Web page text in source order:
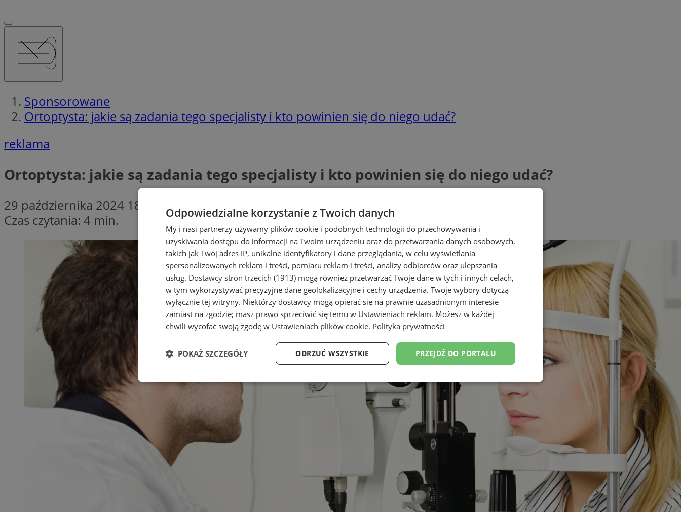
Sponsorowane
Ortoptysta: jakie są zadania tego specjalisty i kto powinien się do niego udać?
reklama
Ortoptysta: jakie są zadania tego specjalisty i kto powinien się do niego udać?
29 października 2024 18:15
Czas czytania: 4 min.
Odpowiedzialne korzystanie z Twoich danych
My i nasi partnerzy używamy plików cookie i podobnych technologii do przechowywania i
uzyskiwania dostępu do informacji na Twoim urządzeniu oraz do przetwarzania danych osobowych,
takich jak Twój adres IP, unikalne identyfikatory i dane przeglądania, w celu wyświetlania
spersonalizowanych reklam i treści, pomiaru reklam i treści, analizy odbiorców oraz ulepszania
usług. Dostawcy stron trzecich (1913) mogą również przetwarzać Twoje dane w tych i innych celach,
w tym wykorzystywać precyzyjne dane geolokalizacyjne i cechy urządzenia. Twoje wybory dotyczą
wyłącznie tej witryny. Niektórzy dostawcy mogą opierać się na prawnie uzasadnionym interesie
zamiast na zgodzie; masz prawo sprzeciwić się temu w Ustawieniach reklam. Możesz w każdej
chwili wycofać swoją zgodę w Ustawieniach plików cookie. Polityka prywatności
PRZEJDŹ DO PORTALU
ODRZUĆ WSZYSTKIE
POKAŻ SZCZEGÓŁY
Niezbędne Wydajność Targetowanie Funkcjonalność Niesklasyfikowane
Niezbędne pliki cookie umożliwiają korzystanie z podstawowych funkcji strony internetowej, takich jak logowanie użytkownika i
zarządzanie kontem. Bez niezbędnych plików cookie nie można prawidłowo korzystać ze strony internetowej.
Okres
przechowywania